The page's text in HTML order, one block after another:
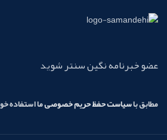
عضو خبرنامه نگین سنتر شوید
مطابق باسیاست حفظ حریم خصوصیما استفاده